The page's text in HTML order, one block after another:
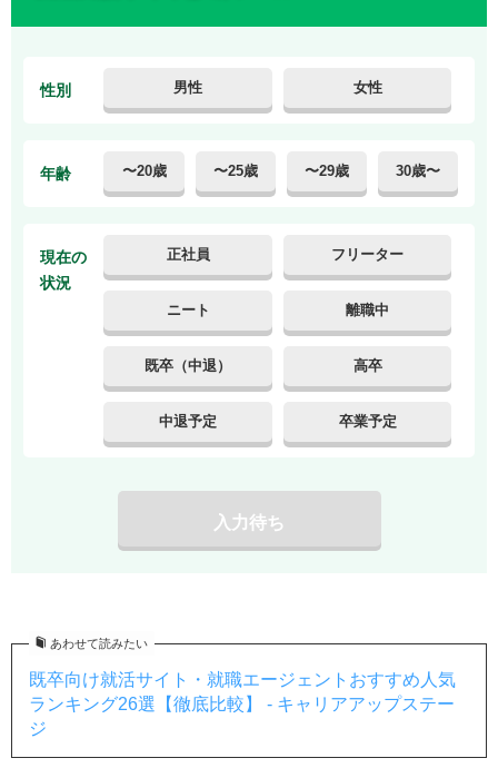
性別 男性 女性
年齢 〜20歳 〜25歳 〜29歳 30歳〜
現在の
状況
正社員 フリーター
ニート 離職中
既卒（中退） 高卒
中退予定 卒業予定
入力待ち
あわせて読みたい
既卒向け就活サイト・就職エージェントおすすめ人気
ランキング26選【徹底比較】 - キャリアアップステー
ジ